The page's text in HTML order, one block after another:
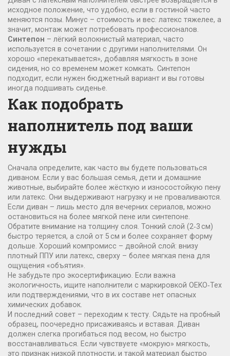
исходное положение, что удобно, если в гостиной часто
меняются позы. Минус – стоимость и вес: латекс тяжелее, а
значит, монтаж может потребовать профессионалов.
Синтепон – лёгкий волокнистый материал, часто
используется в сочетании с другими наполнителями. Он
хорошо «перекатывается», добавляя мягкость в зоне
сидения, но со временем может комкать. Синтепон
подходит, если нужен бюджетный вариант и вы готовы
иногда подшивать сиденье.
Как подобрать
наполнитель под ваши
нужды
Сначала определите, как часто вы будете пользоваться
диваном. Если у вас большая семья, дети и домашние
животные, выбирайте более жёсткую и износостойкую пену
или латекс. Они выдерживают нагрузку и не проваливаются.
Если диван – лишь место для вечерних сериалов, можно
остановиться на более мягкой пене или синтепоне.
Обратите внимание на толщину слоя. Тонкий слой (2‑3 см)
быстро теряется, а слой от 5 см и более сохраняет форму
дольше. Хороший компромисс – двойной слой: внизу
плотный ППУ или латекс, сверху – более мягкая пена для
ощущения «объятия».
Не забудьте про экосертификацию. Если важна
экологичность, ищите наполнители с маркировкой OEKO‑Tex
или подтверждениями, что в их составе нет опасных
химических добавок.
И последний совет – переходим к тесту. Сядьте на пробный
образец, поочередно присаживаясь и вставая. Диван
должен слегка прогибаться под весом, но быстро
восстанавливаться. Если чувствуете «мокрую» мягкость,
это признак низкой плотности, и такой материал быстро